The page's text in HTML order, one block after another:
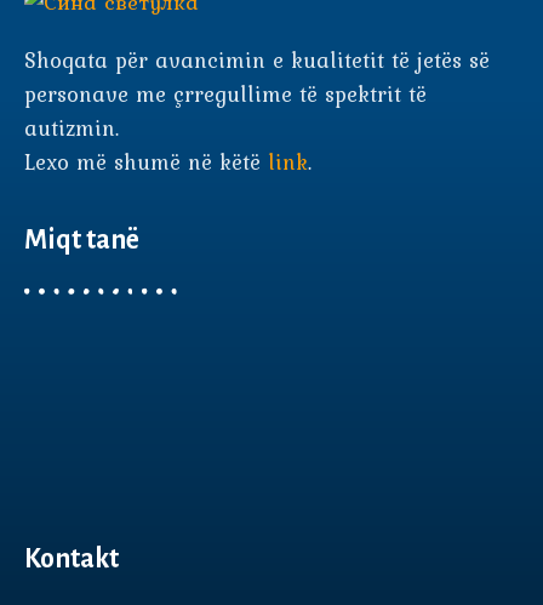
Shoqata për avancimin e kualitetit të jetës së
personave me çrregullime të spektrit të
autizmin.
Lexo më shumë në këtë link.
Miqt tanë
Kontakt